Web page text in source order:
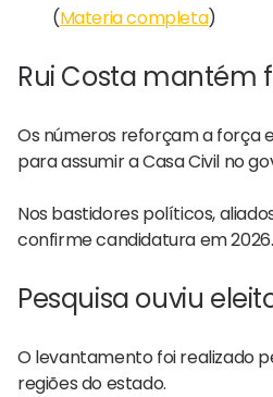
(Materia completa)
Rui Costa mantém
Os números reforçam a força
para assumir a Casa Civil no
Nos bastidores políticos,
confirme candidatura em 2026.
Pesquisa ouviu
O levantamento foi realizado
regiões do estado.